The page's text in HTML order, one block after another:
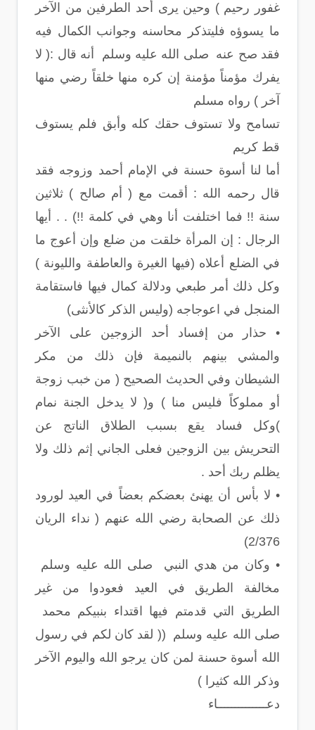
غفور رحيم ) وحين يرى أحد الطرفين من الآخر
ما يسوؤه فليتذكر محاسنه وجوانب الكمال فيه
فقد صح عنه صلى الله عليه وسلم أنه قال :( لا
يفرك مؤمناً مؤمنة إن كره منها خلقاً رضي منها
آخر ) رواه مسلم
تسامح ولا تستوف حقك كله وأبق فلم يستوف
قط كريم
أما لنا أسوة حسنة في الإمام أحمد وزوجه فقد
قال رحمه الله : أقمت مع ( أم صالح ) ثلاثين
سنة !! فما اختلفت أنا وهي في كلمة !!) . . أيها
الرجال : إن المرأة خلقت من ضلع وإن أعوج ما
في الضلع أعلاه (فيها الغيرة والعاطفة والليونة )
وكل ذلك أمر طبعي ودلالة كمال فيها فاستقامة
المنجل في اعوجاجه (وليس الذكر كالأنثى)
• حذار من إفساد أحد الزوجين على الآخر
والمشي بينهم بالنميمة فإن ذلك من مكر
الشيطان وفي الحديث الصحيح ( من خبب زوجة
أو مملوكاً فليس منا ) و( لا يدخل الجنة نمام
)وكل فساد يقع بسبب الطلاق الناتج عن
التحريش بين الزوجين فعلى الجاني إثم ذلك ولا
يظلم ربك أحد .
• لا بأس أن يهنئ بعضكم بعضاً في العيد لورود
ذلك عن الصحابة رضي الله عنهم ( نداء الريان
2/376)
• وكان من هدي النبي صلى الله عليه وسلم
مخالفة الطريق في العيد فعودوا من غير
الطريق التي قدمتم فيها اقتداء بنبيكم محمد
صلى الله عليه وسلم (( لقد كان لكم في رسول
الله أسوة حسنة لمن كان يرجو الله واليوم الآخر
وذكر الله كثيرا )
دعــــــــــــــاء